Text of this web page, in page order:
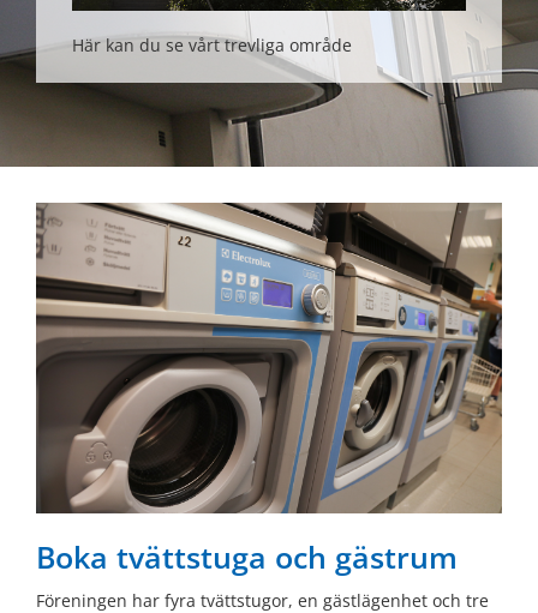
Här kan du se vårt trevliga område
Boka tvättstuga och gästrum
Föreningen har fyra tvättstugor, en gästlägenhet och tre